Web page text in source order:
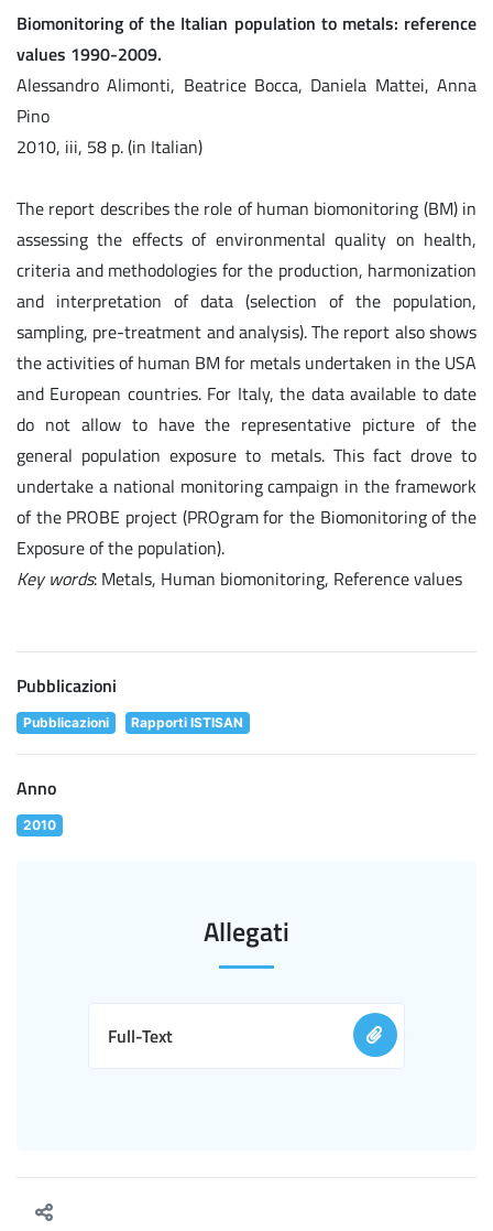
Biomonitoring of the Italian population to metals: reference
values 1990-2009.
Alessandro Alimonti, Beatrice Bocca, Daniela Mattei, Anna
Pino
2010, iii, 58 p. (in Italian)
The report describes the role of human biomonitoring (BM) in
assessing the effects of environmental quality on health,
criteria and methodologies for the production, harmonization
and interpretation of data (selection of the population,
sampling, pre-treatment and analysis). The report also shows
the activities of human BM for metals undertaken in the USA
and European countries. For Italy, the data available to date
do not allow to have the representative picture of the
general population exposure to metals. This fact drove to
undertake a national monitoring campaign in the framework
of the PROBE project (PROgram for the Biomonitoring of the
Exposure of the population).
Key words: Metals, Human biomonitoring, Reference values
Pubblicazioni
Pubblicazioni Rapporti ISTISAN
Anno
2010
Allegati
Full-Text